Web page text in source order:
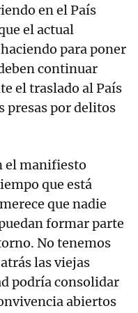
en el País
el actual
para poner
continuar
el traslado al País
presas por delitos
el manifiesto
que está
que nadie
formar parte
No tenemos
las viejas
podría consolidar
abiertos